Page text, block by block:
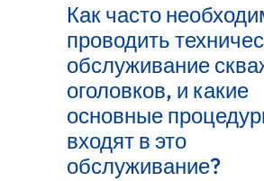
Как часто
проводить
обслуживание
оголовков, и какие
основные
входят в это
обслуживание?